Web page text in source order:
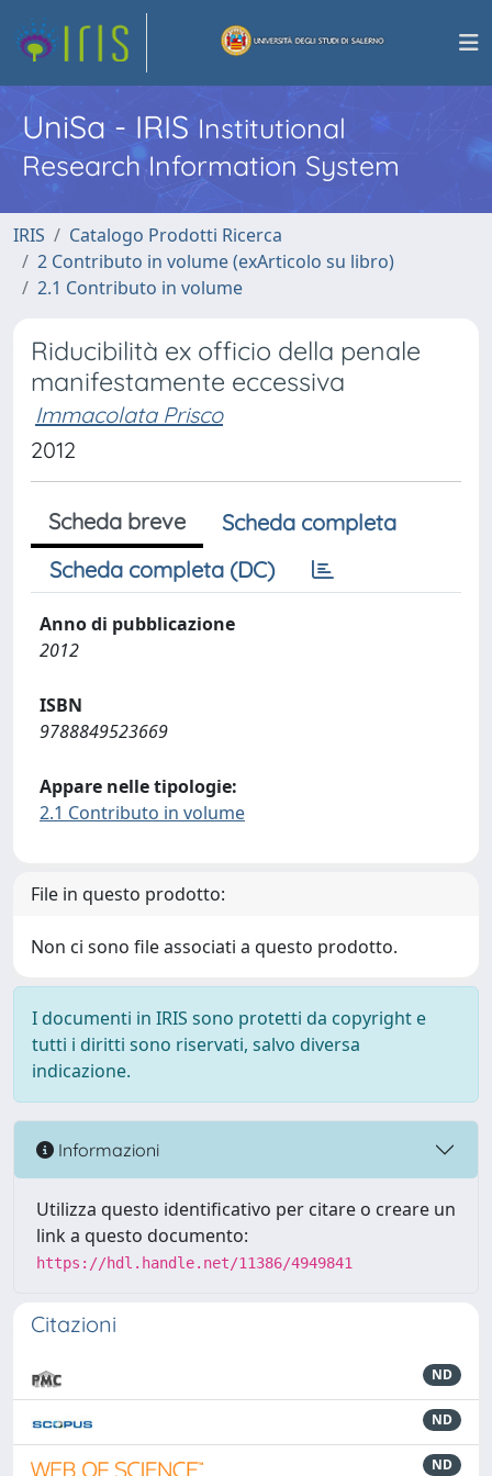
UniSa - IRISInstitutional
Research Information System
IRIS
Catalogo Prodotti Ricerca
2 Contributo in volume (exArticolo su libro)
2.1 Contributo in volume
Riducibilità ex officio della penale
manifestamente eccessiva
Immacolata Prisco
2012
Scheda breve
Scheda completa
Scheda completa (DC)
Anno di pubblicazione
2012
ISBN
9788849523669
Appare nelle tipologie:
2.1 Contributo in volume
File in questo prodotto:
Non ci sono file associati a questo prodotto.
I documenti in IRIS sono protetti da copyright e
tutti i diritti sono riservati, salvo diversa
indicazione.
Informazioni
Utilizza questo identificativo per citare o creare un
link a questo documento:
https://hdl.handle.net/11386/4949841
Citazioni
ND
ND
ND